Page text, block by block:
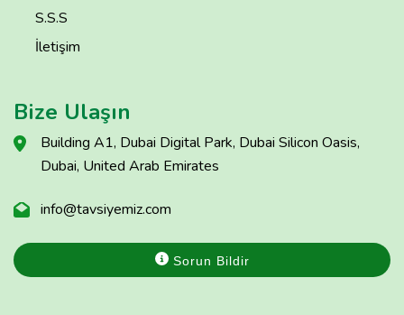
S.S.S
İletişim
Bize Ulaşın
Building A1, Dubai Digital Park, Dubai Silicon Oasis,
Dubai, United Arab Emirates
info@tavsiyemiz.com
Sorun Bildir